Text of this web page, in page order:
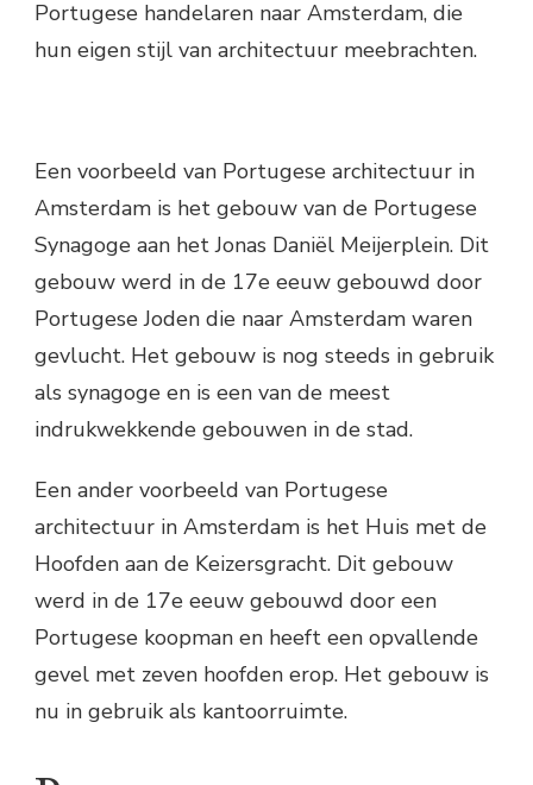
Portugese handelaren naar Amsterdam, die
hun eigen stijl van architectuur meebrachten.
Een voorbeeld van Portugese architectuur in
Amsterdam is het gebouw van de Portugese
Synagoge aan het Jonas Daniël Meijerplein. Dit
gebouw werd in de 17e eeuw gebouwd door
Portugese Joden die naar Amsterdam waren
gevlucht. Het gebouw is nog steeds in gebruik
als synagoge en is een van de meest
indrukwekkende gebouwen in de stad.
Een ander voorbeeld van Portugese
architectuur in Amsterdam is het Huis met de
Hoofden aan de Keizersgracht. Dit gebouw
werd in de 17e eeuw gebouwd door een
Portugese koopman en heeft een opvallende
gevel met zeven hoofden erop. Het gebouw is
nu in gebruik als kantoorruimte.